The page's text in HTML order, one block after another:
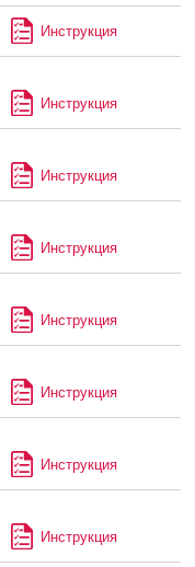
Инструкция
Инструкция
Инструкция
Инструкция
Инструкция
Инструкция
Инструкция
Инструкция